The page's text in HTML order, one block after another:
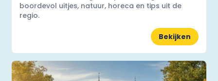
boordevol uitjes, natuur, horeca en tips uit de
regio.
Bekijken